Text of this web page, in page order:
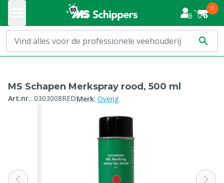
0
MS Schapen Merkspray rood, 500 ml
Art.nr.: 0303008REDMerk: Overig